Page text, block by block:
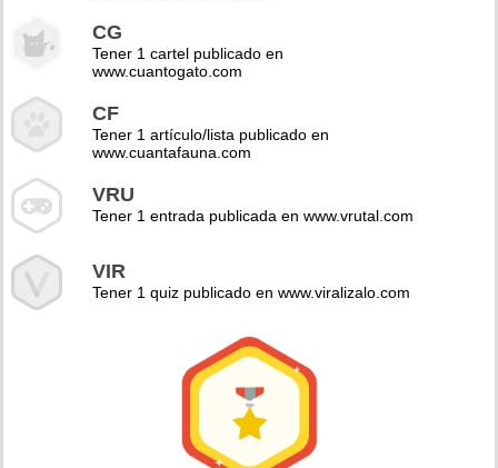
CG
Tener 1 cartel publicado en
www.cuantogato.com
CF
Tener 1 artículo/lista publicado en
www.cuantafauna.com
VRU
Tener 1 entrada publicada en www.vrutal.com
VIR
Tener 1 quiz publicado en www.viralizalo.com